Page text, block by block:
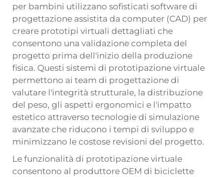
per bambini utilizzano sofisticati software di
progettazione assistita da computer (CAD) per
creare prototipi virtuali dettagliati che
consentono una validazione completa del
progetto prima dell'inizio della produzione
fisica. Questi sistemi di prototipazione virtuale
permettono ai team di progettazione di
valutare l'integrità strutturale, la distribuzione
del peso, gli aspetti ergonomici e l'impatto
estetico attraverso tecnologie di simulazione
avanzate che riducono i tempi di sviluppo e
minimizzano le costose revisioni del progetto.
Le funzionalità di prototipazione virtuale
consentono al produttore OEM di biciclette